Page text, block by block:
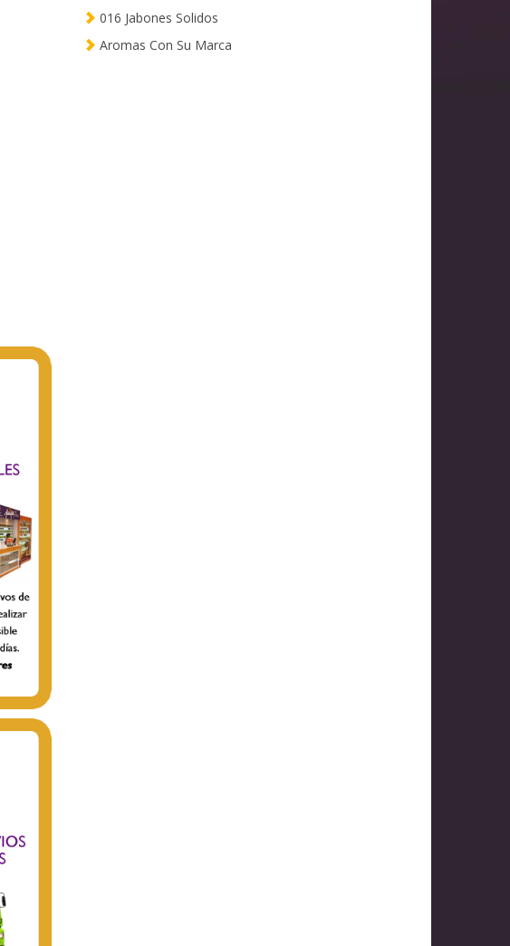
016 Jabones Solidos
Aromas Con Su Marca